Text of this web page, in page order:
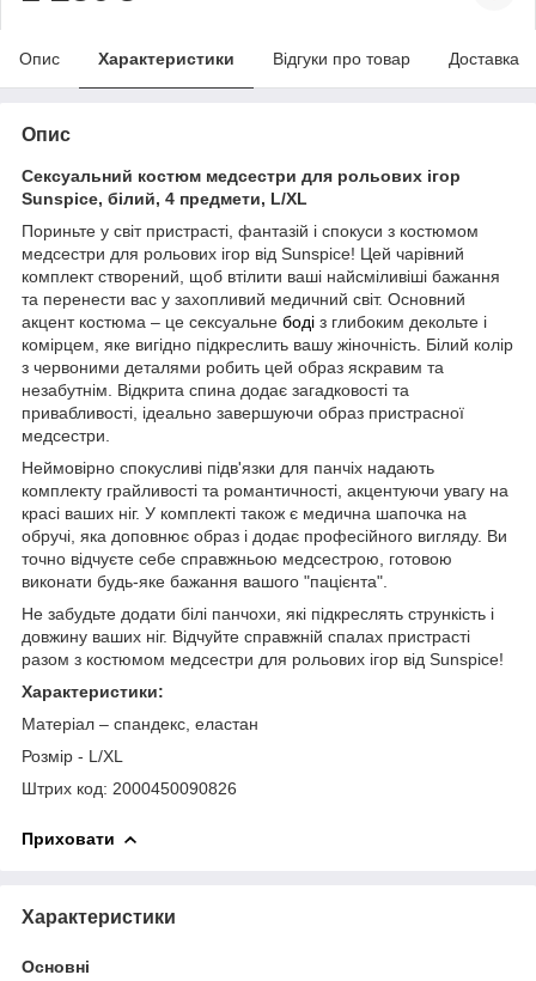
Опис Характеристики Відгуки про товар Доставка
Опис
Сексуальний костюм медсестри для рольових ігор
Sunspice, білий, 4 предмети, L/XL
Пориньте у світ пристрасті, фантазій і спокуси з костюмом
медсестри для рольових ігор від Sunspice! Цей чарівний
комплект створений, щоб втілити ваші найсміливіші бажання
та перенести вас у захопливий медичний світ. Основний
акцент костюма – це сексуальне боді з глибоким декольте і
комірцем, яке вигідно підкреслить вашу жіночність. Білий колір
з червоними деталями робить цей образ яскравим та
незабутнім. Відкрита спина додає загадковості та
привабливості, ідеально завершуючи образ пристрасної
медсестри.
Неймовірно спокусливі підв'язки для панчіх надають
комплекту грайливості та романтичності, акцентуючи увагу на
красі ваших ніг. У комплекті також є медична шапочка на
обручі, яка доповнює образ і додає професійного вигляду. Ви
точно відчуєте себе справжньою медсестрою, готовою
виконати будь-яке бажання вашого "пацієнта".
Не забудьте додати білі панчохи, які підкреслять стрункість і
довжину ваших ніг. Відчуйте справжній спалах пристрасті
разом з костюмом медсестри для рольових ігор від Sunspice!
Характеристики:
Матеріал – спандекс, еластан
Розмір - L/XL
Штрих код: 2000450090826
Приховати
Характеристики
Основні